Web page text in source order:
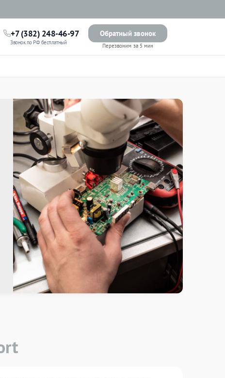
+7 (382) 248-46-97
Звонок по РФ бесплатный
Обратный звонок
Перезвоним за 5 мин